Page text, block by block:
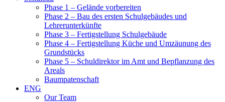
Phase 1 – Gelände vorbereiten
Phase 2 – Bau des ersten Schulgebäudes und
Lehrerunterkünfte
Phase 3 – Fertigstellung Schulgebäude
Phase 4 – Fertigstellung Küche und Umzäunung des
Grundstücks
Phase 5 – Schuldirektor im Amt und Bepflanzung des
Areals
Baumpatenschaft
ENG
Our Team